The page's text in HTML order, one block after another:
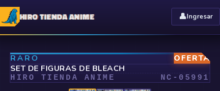
HIRO TIENDA ANIME 👤Ingresar
OFERTA
RARO ▰▰▱▱
⤢
SET DE FIGURAS DE BLEACH
HIRO TIENDA ANIME NC- 05991